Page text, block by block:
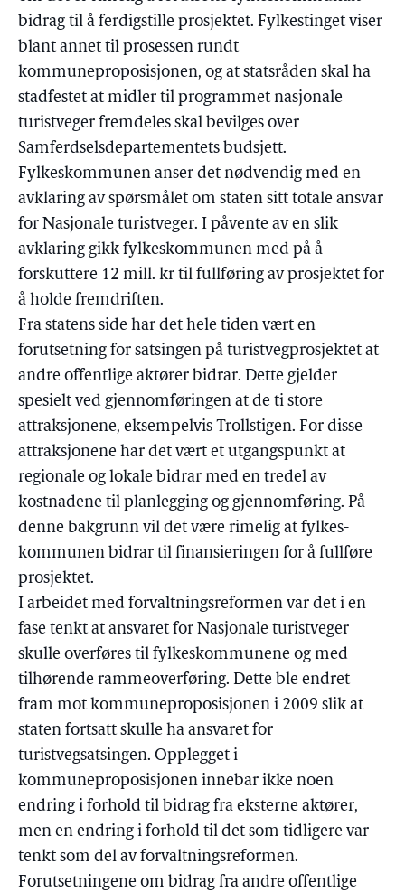
bidrag til å ferdigstille prosjektet. Fylkestinget viser
blant annet til prosessen rundt
kommuneproposisjonen, og at statsråden skal ha
stadfestet at midler til programmet nasjonale
turistveger fremdeles skal bevilges over
Samferdselsdepartementets budsjett.
Fylkeskommunen anser det nødvendig med en
avklaring av spørsmålet om staten sitt totale ansvar
for Nasjonale turistveger. I påvente av en slik
avklaring gikk fylkeskommunen med på å
forskuttere 12 mill. kr til fullføring av prosjektet for
å holde fremdriften.
Fra statens side har det hele tiden vært en
forutsetning for satsingen på turistvegprosjektet at
andre offentlige aktører bidrar. Dette gjelder
spesielt ved gjennomføringen at de ti store
attraksjonene, eksempelvis Trollstigen. For disse
attraksjonene har det vært et utgangspunkt at
regionale og lokale bidrar med en tredel av
kostnadene til planlegging og gjennomføring. På
denne bakgrunn vil det være rimelig at fylkes-
kommunen bidrar til finansieringen for å fullføre
prosjektet.
I arbeidet med forvaltningsreformen var det i en
fase tenkt at ansvaret for Nasjonale turistveger
skulle overføres til fylkeskommunene og med
tilhørende rammeoverføring. Dette ble endret
fram mot kommuneproposisjonen i 2009 slik at
staten fortsatt skulle ha ansvaret for
turistvegsatsingen. Opplegget i
kommuneproposisjonen innebar ikke noen
endring i forhold til bidrag fra eksterne aktører,
men en endring i forhold til det som tidligere var
tenkt som del av forvaltningsreformen.
Forutsetningene om bidrag fra andre offentlige